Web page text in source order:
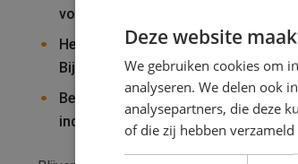
voor een veiliger alternatief.
Het wegnemen van de risico’s door
Bijvoorbeeld het afzuigen van
Beperken collectieve maatregelen
individuele werknemers te
Deze website
We gebruiken cookies om
analyseren. We delen ook
analysepartners, die deze
of die zij hebben